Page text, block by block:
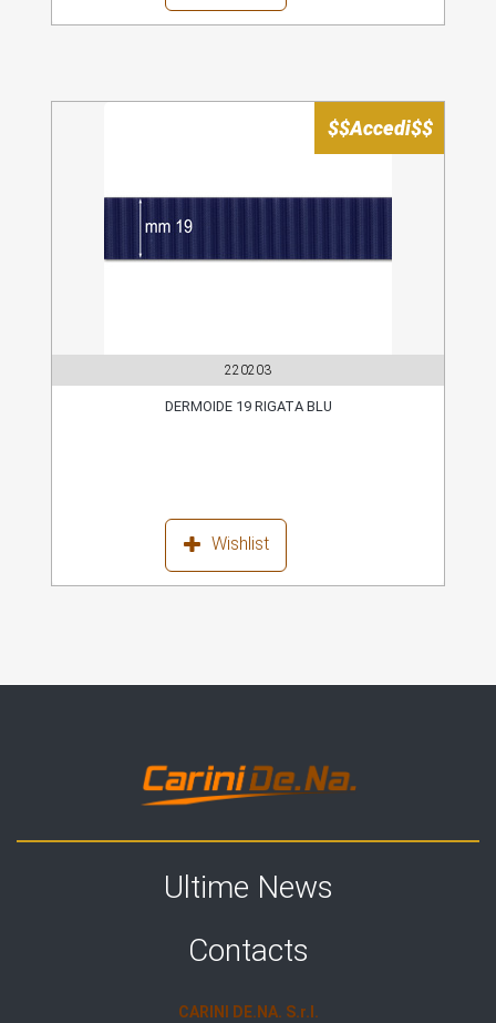
$$Accedi$$
220203
DERMOIDE 19 RIGATA BLU
Wishlist
Ultime News
Contacts
CARINI DE.NA. S.r.l.